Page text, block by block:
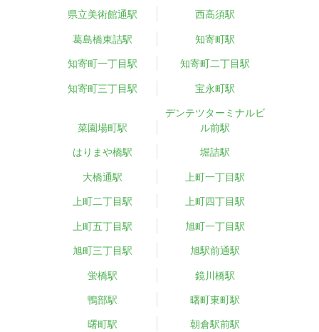
県立美術館通駅 西高須駅
葛島橋東詰駅 知寄町駅
知寄町一丁目駅 知寄町二丁目駅
知寄町三丁目駅 宝永町駅
菜園場町駅
デンテツターミナルビ
ル前駅
はりまや橋駅 堀詰駅
大橋通駅 上町一丁目駅
上町二丁目駅 上町四丁目駅
上町五丁目駅 旭町一丁目駅
旭町三丁目駅 旭駅前通駅
蛍橋駅 鏡川橋駅
鴨部駅 曙町東町駅
曙町駅 朝倉駅前駅